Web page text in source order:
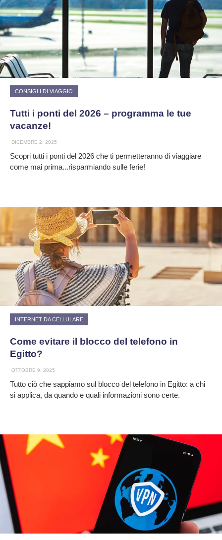
CONSIGLI DI VIAGGIO
Tutti i ponti del 2026 – programma le tue
vacanze!
DICEMBRE 2, 2025
Scopri tutti i ponti del 2026 che ti permetteranno di viaggiare
come mai prima...risparmiando sulle ferie!
INTERNET DA CELLULARE
Come evitare il blocco del telefono in
Egitto?
OTTOBRE 9, 2025
Tutto ciò che sappiamo sul blocco del telefono in Egitto: a chi
si applica, da quando e quali informazioni sono certe.